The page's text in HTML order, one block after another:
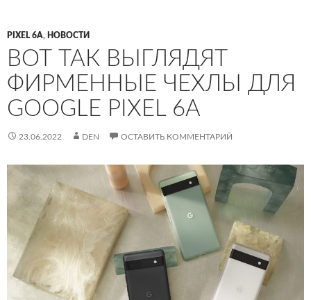
PIXEL 6A, НОВОСТИ
ВОТ ТАК ВЫГЛЯДЯТ
ФИРМЕННЫЕ ЧЕХЛЫ ДЛЯ
GOOGLE PIXEL 6A
23.06.2022 DEN ОСТАВИТЬ КОММЕНТАРИЙ